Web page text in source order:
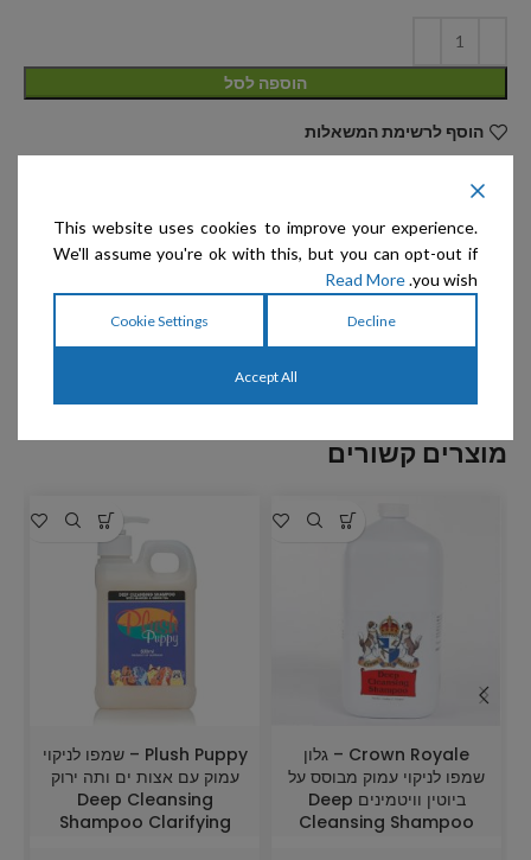
הוספה לסל
הוסף לרשימת המשאלות
מק"ט:
קטגוריות:Transgroom-Show Tech
, לשימוש יום יומי וניקוי עמוק
מרככים לשימוש יום יומי
תגיות:
Show Tech, SUPREME
שיתוף:
מוצרים קשורים
Crown Royale – גלון
שמפו לניקוי עמוק מבוסס על
ביוטין וויטמינים Deep
Cleansing Shampoo
Plush Puppy – שמפו לניקוי
עמוק עם אצות ים ותה ירוק
Deep Cleansing
Shampoo Clarifying
This website uses cookies to improve your experience.
We'll assume you're ok with this, but you can opt-out if
you wish.
Read More
Decline
Cookie Settings
Accept All